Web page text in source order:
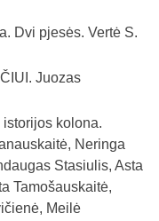
Dvi pjesės. Vertė S.
Juozas
kolona.
Neringa
Stasiulis, Asta
Tamošauskaitė,
Meilė